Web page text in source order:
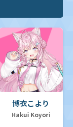
博衣こより
Hakui Koyori